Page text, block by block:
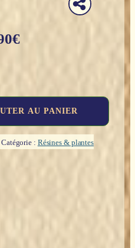
€
AU PANIER
Catégorie : Résines & plantes